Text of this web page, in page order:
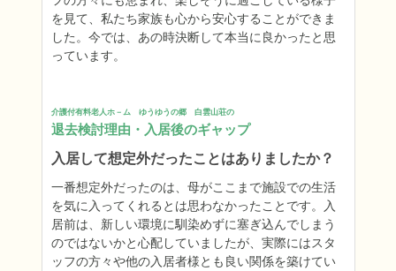
を見て、私たち家族も心から安心することができま
した。今では、あの時決断して本当に良かったと思
っています。
介護付有料老人ホ－ム　ゆうゆうの郷　白雲山荘の
退去検討理由・入居後のギャップ
入居して想定外だったことはありましたか？
一番想定外だったのは、母がここまで施設での生活
を気に入ってくれるとは思わなかったことです。入
居前は、新しい環境に馴染めずに塞ぎ込んでしまう
のではないかと心配していましたが、実際にはスタ
ッフの方々や他の入居者様とも良い関係を築けてい